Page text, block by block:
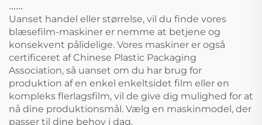
......
Uanset handel eller størrelse, vil du finde vores
blæsefilm-maskiner er nemme at betjene og
konsekvent pålidelige. Vores maskiner er også
certificeret af Chinese Plastic Packaging
Association, så uanset om du har brug for
produktion af en enkel enkeltsidet film eller en
kompleks flerlagsfilm, vil de give dig mulighed for at
nå dine produktionsmål. Vælg en maskinmodel, der
passer til dine behov i dag.